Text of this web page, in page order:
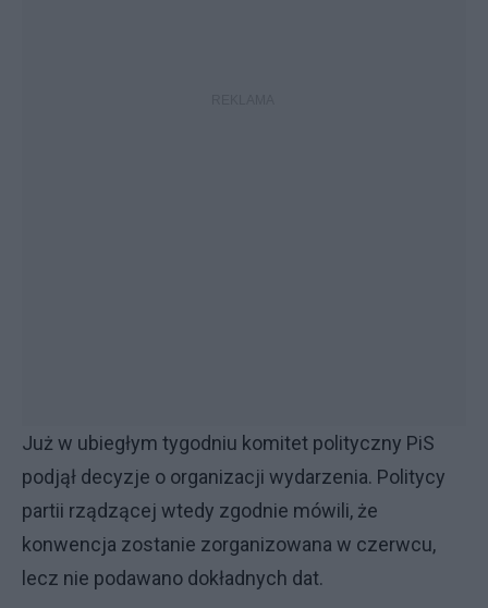
Już w ubiegłym tygodniu komitet polityczny PiS
podjął decyzje o organizacji wydarzenia. Politycy
partii rządzącej wtedy zgodnie mówili, że
konwencja zostanie zorganizowana w czerwcu,
lecz nie podawano dokładnych dat.